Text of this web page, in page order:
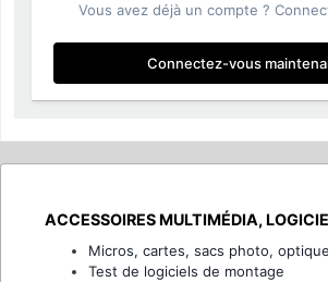
Vous avez déjà un compte ?
Connectez-vous
ACCESSOIRES MULTIMÉDIA,
Micros, cartes, sacs photo,
Test de logiciels de montage